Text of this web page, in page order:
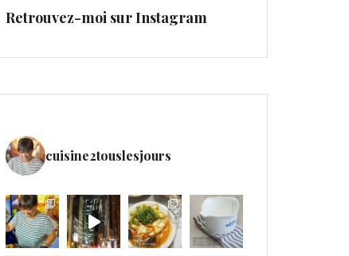
Retrouvez-moi sur Instagram
cuisine2touslesjours